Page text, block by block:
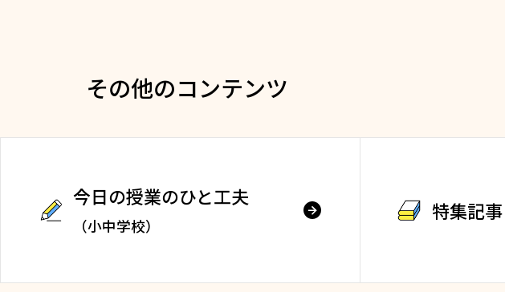
その他のコンテンツ
今日の授業のひと工夫
（小中学校）
特集記事